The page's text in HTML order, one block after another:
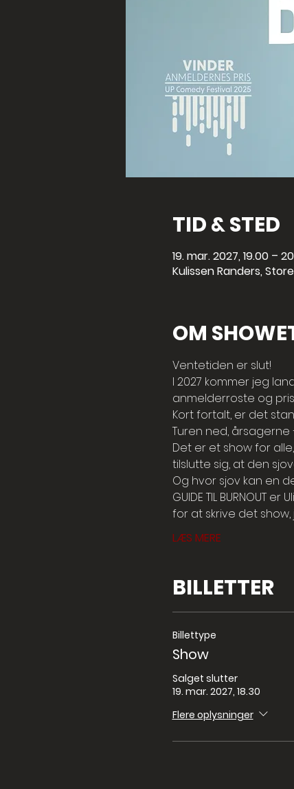
TID & STED
19. mar. 2027, 19.00 –
Kulissen Randers,
OM
Ventetiden er slut!
I 2027 kommer jeg
anmelderroste og
Kort fortalt, er det
Turen ned,
Det er et show for
tilslutte sig, at den
Og hvor sjov kan en
GUIDE TIL
for at skrive det
LÆS MERE
BILLETTER
Billettype
Show
Salget slutter
19. mar. 2027, 18.30
Flere oplysninger